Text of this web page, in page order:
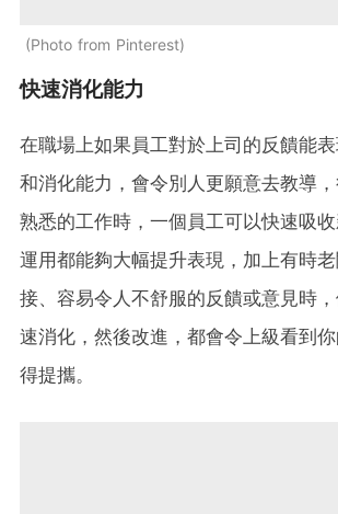
Photo from Pinterest
快速消化能力
在職場上如果員工對於上司的反饋能
和消化能力，會令別人更願意去教導
熟悉的工作時，一個員工可以快速吸
運用都能夠大幅提升表現，加上有時
接、容易令人不舒服的反饋或意見時
速消化，然後改進，都會令上級看到
得提攜。